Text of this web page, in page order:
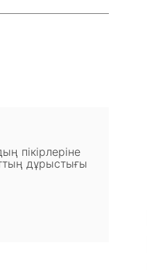
пікірлеріне
дұрыстығы